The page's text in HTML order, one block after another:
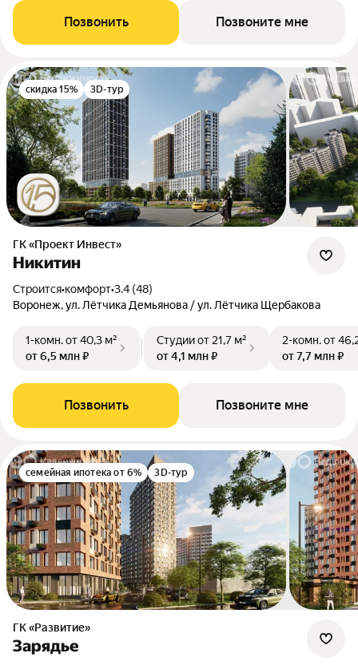
Позвонить Позвоните мне
скидка 15% 3D-тур
ГК «Проект Инвест»
Никитин
Строится•комфорт•3.4 (48)
Воронеж, ул. Лётчика Демьянова / ул. Лётчика Щербакова
1-комн.от 40,3 м²
от 6,5 млн ₽
Студииот 21,7 м²
от 4,1 млн ₽
2-комн.от
от 7,7 млн ₽
Позвонить Позвоните мне
семейная ипотека от 6% 3D-тур
ГК «Развитие»
Зарядье